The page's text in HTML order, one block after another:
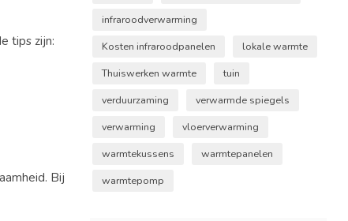
tips zijn:
Bij
infraroodverwarming
Kosten infraroodpanelen
lokale warmte
Thuiswerken warmte
tuin
verduurzaming
verwarmde spiegels
verwarming
vloerverwarming
warmtekussens
warmtepanelen
warmtepomp